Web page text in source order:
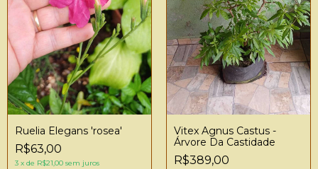
Ruelia Elegans 'rosea'
R$63,00
3 x de R$21,00 sem juros
Vitex Agnus Castus -
Árvore Da Castidade
R$389,00